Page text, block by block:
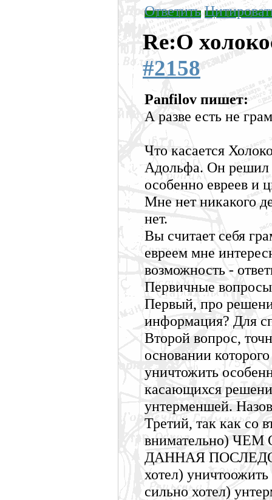
Ответить
Re:О
#2158
Panfilov пишет:
А разве есть не
Что касается
Адольфа. Он решил
особенно евреев и
Мне нет никакого
нет.
Вы считает себя
евреем мне
возможность -
Первичные
Первый, про
информация? Для
Второй вопрос,
основании
уничтожить
касающихся
унтерменшей.
Третий, так как со
внимательно)
ДАННАЯ
хотел)
сильно хотел)